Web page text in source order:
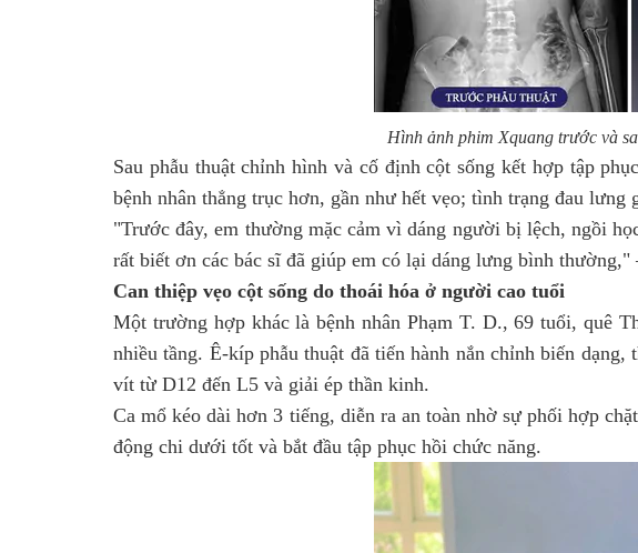
Hình ảnh phim Xquang trước và
Sau phẫu thuật chỉnh hình và cố định cột sống kết hợp tập
bệnh nhân thẳng trục hơn, gần như hết vẹo; tình trạng đau
"Trước đây, em thường mặc cảm vì dáng người bị lệch, ngồi
rất biết ơn các bác sĩ đã giúp em có lại dáng lưng bình thường,"
Can thiệp vẹo cột sống do thoái hóa ở người cao tuổi
Một trường hợp khác là bệnh nhân Phạm T. D., 69 tuổi, quê
nhiều tầng. Ê-kíp phẫu thuật đã tiến hành nắn chỉnh biến
vít từ D12 đến L5 và giải ép thần kinh.
Ca mổ kéo dài hơn 3 tiếng, diễn ra an toàn nhờ sự phối hợp
động chi dưới tốt và bắt đầu tập phục hồi chức năng.